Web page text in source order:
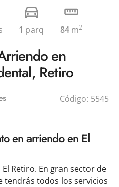
1 parq 84 m2
en
Retiro
Código: 5545
en arriendo en El
Retiro. En gran sector de
tendrás todos los servicios